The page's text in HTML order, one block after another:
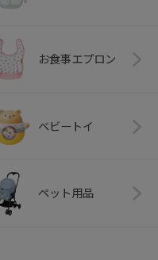
お食事エプロン
ベビートイ
ペット用品